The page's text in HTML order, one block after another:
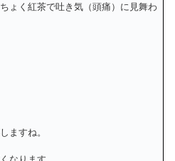
ょく紅茶で吐き気（頭痛）に見舞わ
ますね。